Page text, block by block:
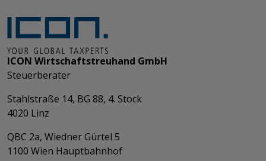
ICON Wirtschaftstreuhand GmbH
Steuerberater
Stahlstraße 14, BG 88, 4. Stock
4020 Linz
QBC 2a, Wiedner Gürtel 5
​​​​​​​1100 Wien Hauptbahnhof